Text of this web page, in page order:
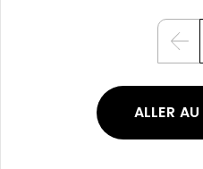
P
r
c
d
n
ALLER